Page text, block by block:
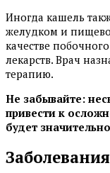
Иногда кашель
желудком и
качестве
лекарств. Врач
терапию.
Не забывайте:
привести к
будет